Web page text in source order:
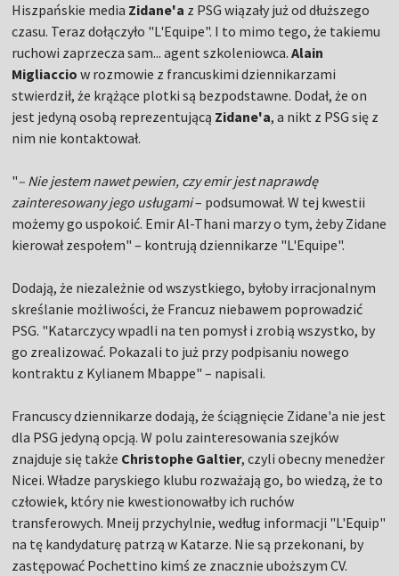
Hiszpańskie media Zidane'a z PSG wiązały już od dłuższego
czasu. Teraz dołączyło "L'Equipe". I to mimo tego, że takiemu
ruchowi zaprzecza sam... agent szkoleniowca.Alain
Migliaccio w rozmowie z francuskimi dziennikarzami
stwierdził, że krążące plotki są bezpodstawne. Dodał, że on
jest jedyną osobą reprezentującą Zidane'a, a nikt z PSG się z
nim nie kontaktował.
"– Nie jestem nawet pewien, czy emir jest naprawdę
zainteresowany jego usługami– podsumował. W tej kwestii
możemy go uspokoić. Emir Al-Thani marzy o tym, żeby Zidane
kierował zespołem" – kontrują dziennikarze "L'Equipe".
Dodają, że niezależnie od wszystkiego, byłoby irracjonalnym
skreślanie możliwości, że Francuz niebawem poprowadzić
PSG. "Katarczycy wpadli na ten pomysł i zrobią wszystko, by
go zrealizować. Pokazali to już przy podpisaniu nowego
kontraktu z Kylianem Mbappe" – napisali.
Francuscy dziennikarze dodają, że ściągnięcie Zidane'a nie jest
dla PSG jedyną opcją. W polu zainteresowania szejków
znajduje się także Christophe Galtier, czyli obecny menedżer
Nicei. Władze paryskiego klubu rozważają go, bo wiedzą, że to
człowiek, który nie kwestionowałby ich ruchów
transferowych. Mneij przychylnie, według informacji "L'Equip"
na tę kandydaturę patrzą w Katarze. Nie są przekonani, by
zastępować Pochettino kimś ze znacznie uboższym CV.